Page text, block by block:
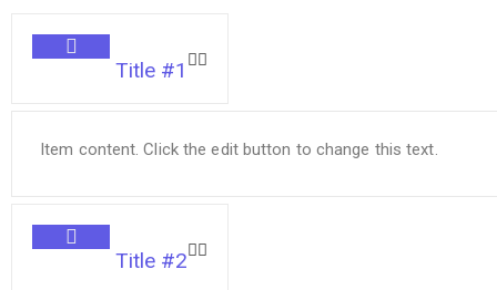
Title #1
Item content. Click the edit button to change this text.
Title #2